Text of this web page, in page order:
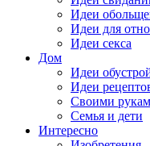
Идеи
Идеи для
Идеи секса
Дом
Идеи
Идеи
Своими
Семья и дети
Интересно